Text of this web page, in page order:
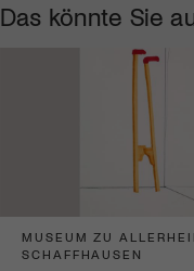
Das könnte Sie
MUSEUM ZU
SCHAFFHAUSEN